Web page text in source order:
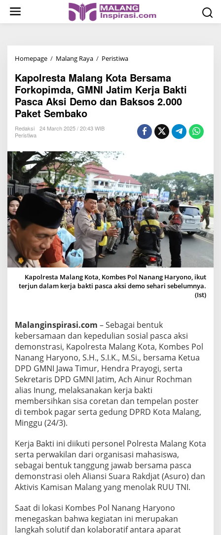
Homepage / Malang Raya / Peristiwa
p
o
l
M
a
l
a
n
g
K
o
t
a
B
a
F
o
r
k
o
m
d
a
,
G
N
I
Kapolresta Malang Kota Bersama
Forkopimda, GMNI Jatim Kerja Bakti
Pasca Aksi Demo dan Baksos 2.000
Paket Sembako
Redaksi
24 March 2025 / 20:43 WIB
Peristiwa
Kapolresta Malang Kota, Kombes Pol Nanang Haryono, ikut
terjun dalam kerja bakti pasca aksi demo sehari sebelumnya.
(Ist)
Malanginspirasi.com – Sebagai bentuk
kebersamaan dan kepedulian sosial pasca aksi
demonstrasi, Kapolresta Malang Kota, Kombes Pol
Nanang Haryono, S.H., S.I.K., M.Si., bersama Ketua
DPD GMNI Jawa Timur, Hendra Prayogi, serta
Sekretaris DPD GMNI Jatim, Ach Ainur Rochman
alias Inung, melaksanakan kerja bakti
membersihkan sisa coretan dan tempelan poster
di tembok pagar serta gedung DPRD Kota Malang,
Minggu (24/3).
Kerja Bakti ini diikuti personel Polresta Malang Kota
serta perwakilan dari organisasi mahasiswa,
sebagai bentuk tanggung jawab bersama pasca
demonstrasi oleh Aliansi Suara Rakdjat (Asuro) dan
Aktivis Kamisan Malang yang menolak RUU TNI.
Saat di lokasi Kombes Pol Nanang Haryono
menegaskan bahwa kegiatan ini merupakan
langkah solutif dan kolaboratif antara aparat